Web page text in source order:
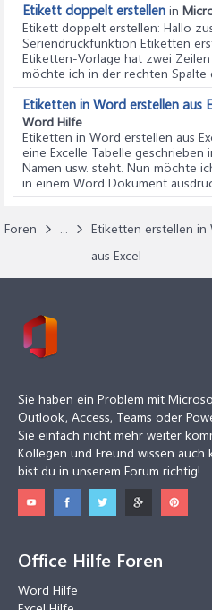
Etikett doppelt erstellen in
Etikett doppelt erstellen: Hallo
Seriendruckfunktion Etiketten
Etiketten-Vorlage hat zwei
möchte ich in der rechten Spalte
Etiketten in Word erstellen aus
Word Hilfe
Etiketten in Word erstellen aus
eine Excelle Tabelle
Namen usw. steht. Nun möchte
in einem Word Dokument
Foren ...
Etiketten erstellen in
aus Excel
Sie haben ein Problem mit
Outlook, Access, Teams oder
Sie einfach nicht mehr weiter
Kollegen und Freund wissen auch
bist du in unserem Forum richtig!
Office Hilfe Foren
Word Hilfe